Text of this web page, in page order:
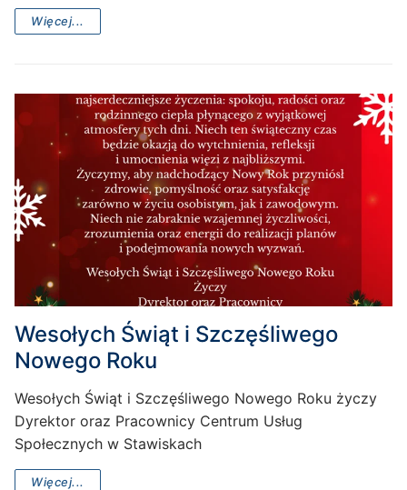
Więcej...
Wesołych Świąt i Szczęśliwego
Nowego Roku
Wesołych Świąt i Szczęśliwego Nowego Roku życzy
Dyrektor oraz Pracownicy Centrum Usług
Społecznych w Stawiskach
Więcej...